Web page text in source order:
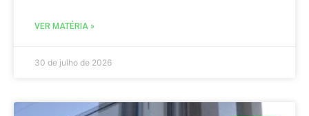
VER MATÉRIA »
30 de julho de 2026